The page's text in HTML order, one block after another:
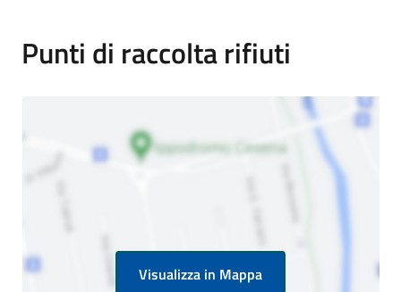
Punti di raccolta rifiuti
Visualizza in Mappa